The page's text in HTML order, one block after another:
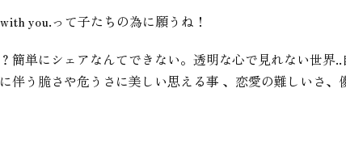
you.って子たちの為に願うね！
簡単にシェアなんてできない。透明な心で見れない世界
伴う脆さや危うさに美しい思える事 、恋愛の難しいさ